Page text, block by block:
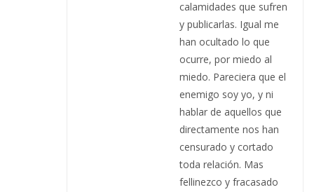
calamidades que sufren
y publicarlas. Igual me
han ocultado lo que
ocurre, por miedo al
miedo. Pareciera que el
enemigo soy yo, y ni
hablar de aquellos que
directamente nos han
censurado y cortado
toda relación. Mas
fellinezco y fracasado